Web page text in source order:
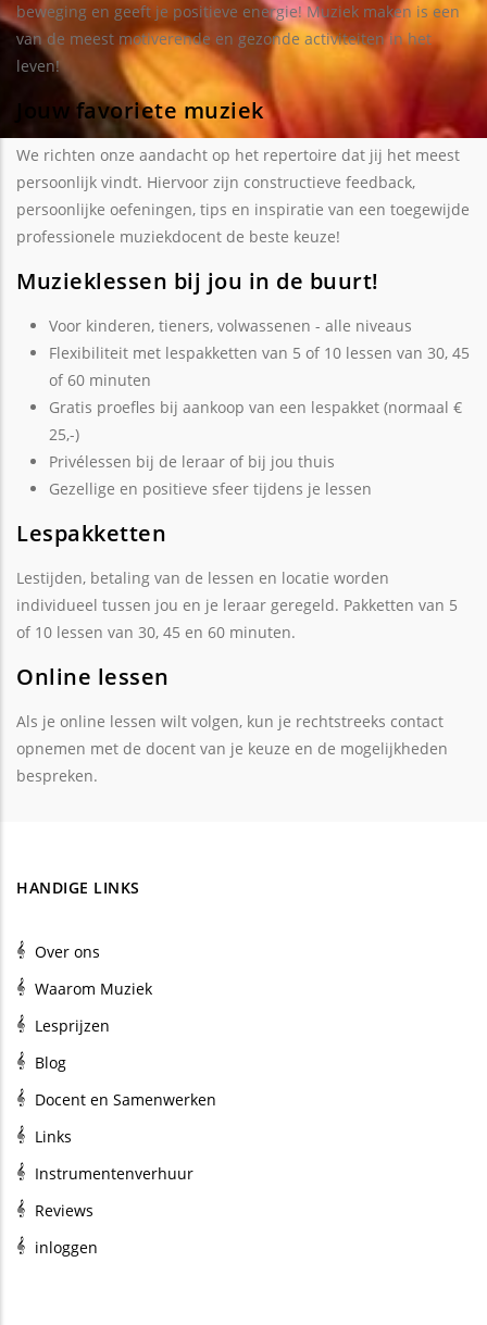
beweging en geeft je positieve energie! Muziek maken is een
van de meest motiverende en gezonde activiteiten in het
leven!
Jouw favoriete muziek
We richten onze aandacht op het repertoire dat jij het meest
persoonlijk vindt. Hiervoor zijn constructieve feedback,
persoonlijke oefeningen, tips en inspiratie van een toegewijde
professionele muziekdocent de beste keuze!
Muzieklessen bij jou in de buurt!
Voor kinderen, tieners, volwassenen - alle niveaus
Flexibiliteit met lespakketten van 5 of 10 lessen van 30, 45
of 60 minuten
Gratis proefles bij aankoop van een lespakket (normaal €
25,-)
Privélessen bij de leraar of bij jou thuis
Gezellige en positieve sfeer tijdens je lessen
Lespakketten
Lestijden, betaling van de lessen en locatie worden
individueel tussen jou en je leraar geregeld. Pakketten van 5
of 10 lessen van 30, 45 en 60 minuten.
Online lessen
Als je online lessen wilt volgen, kun je rechtstreeks contact
opnemen met de docent van je keuze en de mogelijkheden
bespreken.
HANDIGE LINKS
Over ons
Waarom Muziek
Lesprijzen
Blog
Docent en Samenwerken
Links
Instrumentenverhuur
Reviews
inloggen